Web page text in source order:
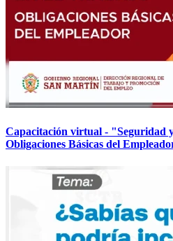
Capacitación virtual - "Seguridad
Obligaciones Básicas del